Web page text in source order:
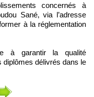
concernés à
Sané, via l’adresse
à la réglementation
à garantir la qualité
diplômes délivrés dans le